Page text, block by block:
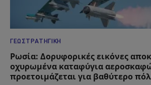
ΓΕΩΣΤΡΑΤΗΓΙΚΉ
Ρωσία: Δορυφορικές εικόνες
οχυρωμένα καταφύγια
προετοιμάζεται για βαθύτερο